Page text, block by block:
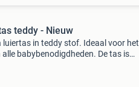
teddy - Nieuw
luiertas in teddy stof. Ideaal voor het
babybenodigdheden. De tas is